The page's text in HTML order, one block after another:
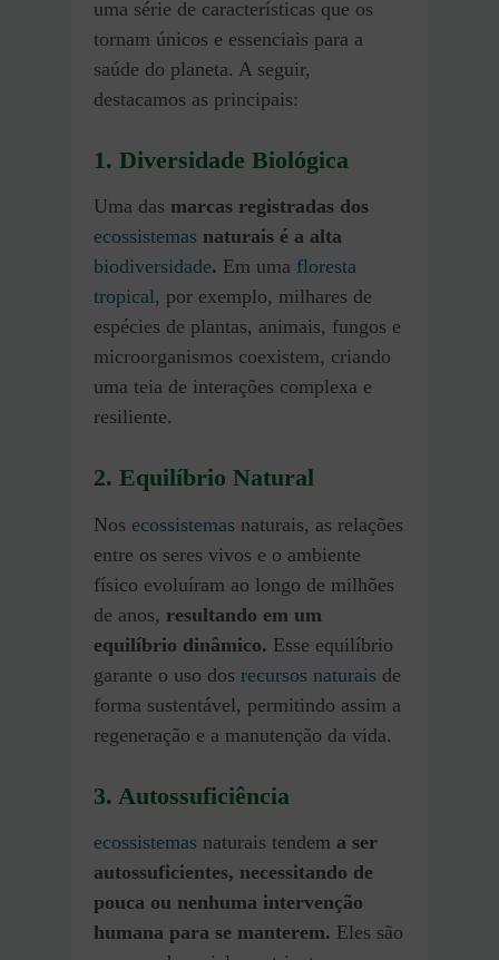
uma série de características que os
tornam únicos e essenciais para a
saúde do planeta. A seguir,
destacamos as principais:
1. Diversidade Biológica
Uma das marcas registradas dos
ecossistemas naturais é a alta
biodiversidade. Em uma floresta
tropical, por exemplo, milhares de
espécies de plantas, animais, fungos e
microorganismos coexistem, criando
uma teia de interações complexa e
resiliente.
2. Equilíbrio Natural
Nos ecossistemas naturais, as relações
entre os seres vivos e o ambiente
físico evoluíram ao longo de milhões
de anos, resultando em um
equilíbrio dinâmico. Esse equilíbrio
garante o uso dos recursos naturais de
forma sustentável, permitindo assim a
regeneração e a manutenção da vida.
3. Autossuficiência
ecossistemas naturais tendem a ser
autossuficientes, necessitando de
pouca ou nenhuma intervenção
humana para se manterem. Eles são